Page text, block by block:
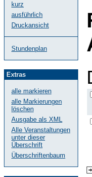
kurz
ausführlich
Druckansicht
Stundenplan
Extras
alle markieren
alle Markierungen
löschen
Ausgabe als XML
Alle Veranstaltungen
unter dieser
Überschrift
Überschriftenbaum